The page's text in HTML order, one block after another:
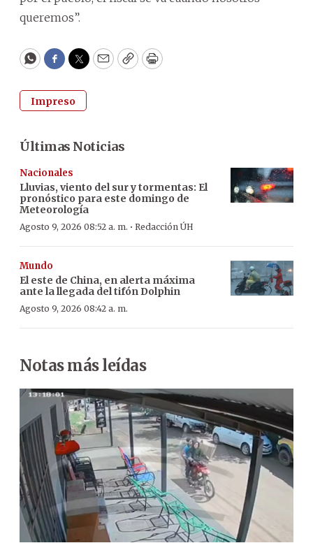
queremos”.
WhatsApp
Facebook
Twitter
EmailCopyPrint
Impreso
Últimas Noticias
Nacionales
Lluvias, viento del sur y tormentas: El
pronóstico para este domingo de
Meteorología
Agosto 9, 2026 08:52 a. m. · Redacción ÚH
Mundo
El este de China, en alerta máxima
ante la llegada del tifón Dolphin
Agosto 9, 2026 08:42 a. m.
Notas más leídas